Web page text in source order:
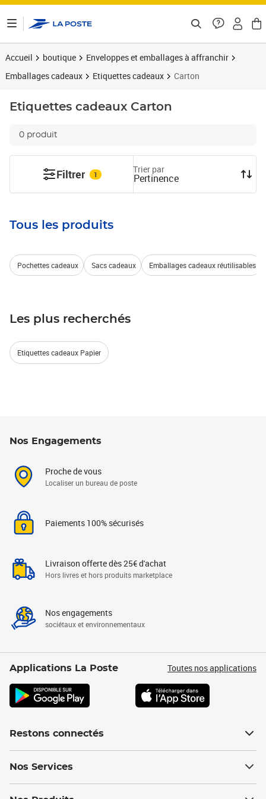
Accueil boutique
Enveloppes et emballages à affranchir
Emballages cadeaux
Etiquettes cadeaux Carton
Etiquettes cadeaux Carton
0 produit
Filtrer 1 Trier par
Pertinence
Tous les produits
Pochettes cadeaux Sacs cadeaux Emballages cadeaux réutilisables
Les plus recherchés
Etiquettes cadeaux Papier
Nos Engagements
Proche de vous
Localiser un bureau de poste
Paiements 100% sécurisés
Livraison offerte dès 25€ d'achat
Hors livres et hors produits marketplace
Nos engagements
sociétaux et environnementaux
Applications La Poste Toutes nos applications
Restons connectés
Nos Services